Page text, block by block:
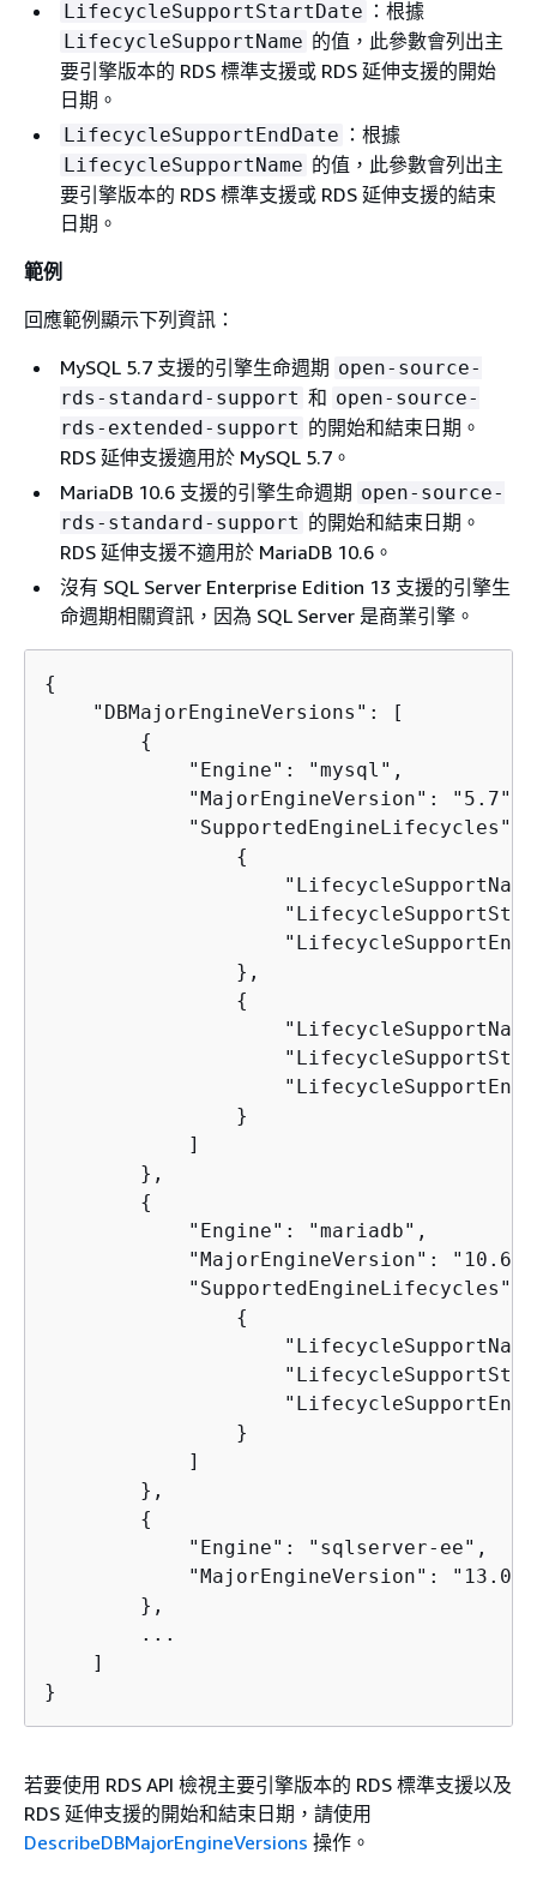
LifecycleSupportStartDate ：根據
LifecycleSupportName 的值，此參數會列出主
要引擎版本的 RDS 標準支援或 RDS 延伸支援的開始
日期。
LifecycleSupportEndDate ：根據
LifecycleSupportName 的值，此參數會列出主
要引擎版本的 RDS 標準支援或 RDS 延伸支援的結束
日期。
範例
回應範例顯示下列資訊：
MySQL 5.7 支援的引擎生命週期 open-source-
rds-standard-support 和 open-source-
rds-extended-support 的開始和結束日期。
RDS 延伸支援適用於 MySQL 5.7。
MariaDB 10.6 支援的引擎生命週期 open-source-
rds-standard-support 的開始和結束日期。
RDS 延伸支援不適用於 MariaDB 10.6。
沒有 SQL Server Enterprise Edition 13 支援的引擎生
命週期相關資訊，因為 SQL Server 是商業引擎。
{
    "DBMajorEngineVersions": [
{
            "Engine": "mysql",
            "MajorEngineVersion": "5.7",
"SupportedEngineLifecycles":
{
                },
{
                }
            ]
        },
{
            "Engine": "mariadb",
            "MajorEngineVersion": "10.6",
"SupportedEngineLifecycles":
{
                }
            ]
        },
{
            "Engine": "sqlserver-ee",
            "MajorEngineVersion": "13.00"
        },
        ...
    ]
}
若要使用 RDS API 檢視主要引擎版本的 RDS 標準支援以及
RDS 延伸支援的開始和結束日期，請使用
DescribeDBMajorEngineVersions 操作。